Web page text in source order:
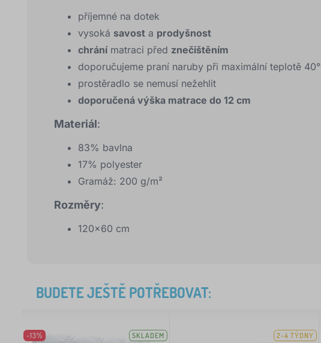
příjemné na dotek
vysoká savost a prodyšnost
chrání matraci před znečištěním
doporučujeme praní naruby při maximální teplotě
prostěradlo se nemusí nežehlit
doporučená výška matrace do 12 cm
Materiál:
83% bavlna
17% polyester
Gramáž: 200 g/m²
Rozměry:
120x60 cm
BUDETE JEŠTĚ POTŘEBOVAT:
-13% SKLADEM 2-4 TÝDNY